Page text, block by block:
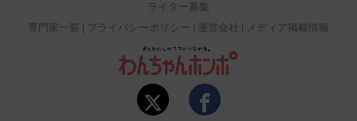
ライター募集
専門家一覧
プライバシーポリシー 運営会社 メディア掲載情報